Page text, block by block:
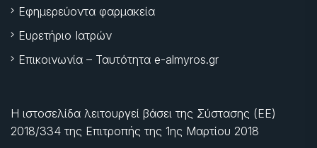
Εφημερεύοντα φαρμακεία
Ευρετήριο Ιατρών
Επικοινωνία – Ταυτότητα e-almyros.gr
Η ιστοσελίδα λειτουργεί βάσει της Σύστασης (ΕΕ)
2018/334 της Επιτροπής της 1ης Μαρτίου 2018